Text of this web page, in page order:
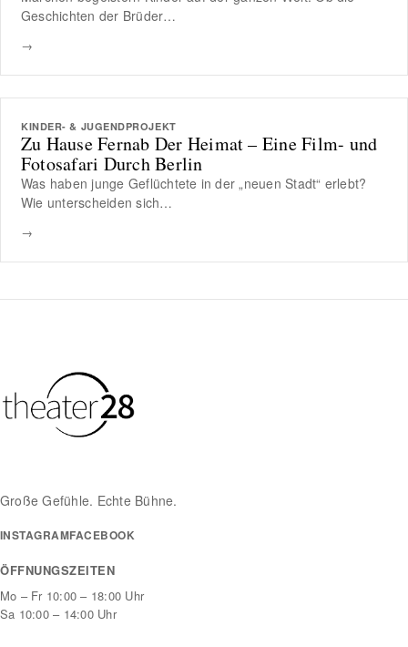
Geschichten der Brüder…
→
KINDER- & JUGENDPROJEKT
Zu Hause Fernab Der Heimat – Eine Film- und
Fotosafari Durch Berlin
Was haben junge Geflüchtete in der „neuen Stadt“ erlebt?
Wie unterscheiden sich…
→
Große Gefühle. Echte Bühne.
INSTAGRAMFACEBOOK
ÖFFNUNGSZEITEN
Mo – Fr 10:00 – 18:00 Uhr
Sa 10:00 – 14:00 Uhr